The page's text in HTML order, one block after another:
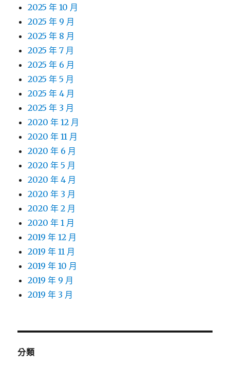
2025 年 10 月
2025 年 9 月
2025 年 8 月
2025 年 7 月
2025 年 6 月
2025 年 5 月
2025 年 4 月
2025 年 3 月
2020 年 12 月
2020 年 11 月
2020 年 6 月
2020 年 5 月
2020 年 4 月
2020 年 3 月
2020 年 2 月
2020 年 1 月
2019 年 12 月
2019 年 11 月
2019 年 10 月
2019 年 9 月
2019 年 3 月
分類